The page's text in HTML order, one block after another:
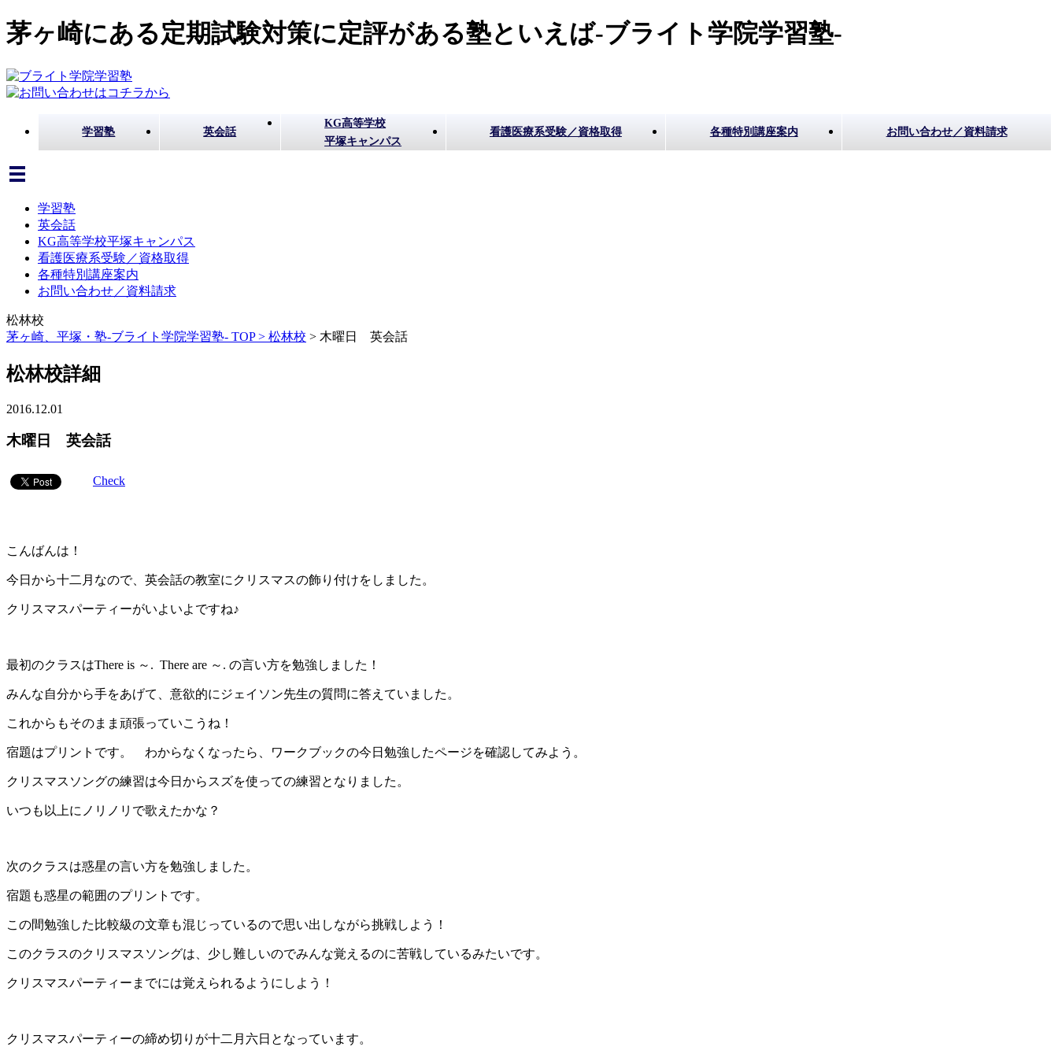
茅ヶ崎にある定期試験対策に定評がある塾といえば-ブライト学院学習塾-
学習塾 英会話
KG高等学校
平塚キャンパス
看護医療系受験／資格取得 各種特別講座案内 お問い合わせ／資料請求
学習塾
英会話
KG高等学校平塚キャンパス
看護医療系受験／資格取得
各種特別講座案内
お問い合わせ／資料請求
松林校
茅ヶ崎、平塚・塾-ブライト学院学習塾- TOP > 松林校 > 木曜日 英会話
松林校詳細
2016.12.01
木曜日 英会話
Check
こんばんは！
今日から十二月なので、英会話の教室にクリスマスの飾り付けをしました。
クリスマスパーティーがいよいよですね♪
最初のクラスはThere is ～. There are ～. の言い方を勉強しました！
みんな自分から手をあげて、意欲的にジェイソン先生の質問に答えていました。
これからもそのまま頑張っていこうね！
宿題はプリントです。 わからなくなったら、ワークブックの今日勉強したページを確認してみよう。
クリスマスソングの練習は今日からスズを使っての練習となりました。
いつも以上にノリノリで歌えたかな？
次のクラスは惑星の言い方を勉強しました。
宿題も惑星の範囲のプリントです。
この間勉強した比較級の文章も混じっているので思い出しながら挑戦しよう！
このクラスのクリスマスソングは、少し難しいのでみんな覚えるのに苦戦しているみたいです。
クリスマスパーティーまでには覚えられるようにしよう！
クリスマスパーティーの締め切りが十二月六日となっています。